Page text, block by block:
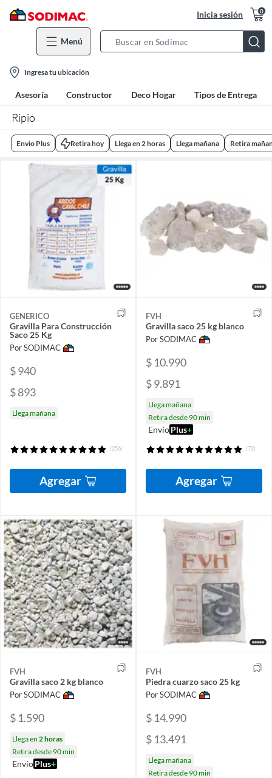
Inicia sesión 0
Menú
Bar
location-
icon
Ingresa tu ubicación
Asesoría Constructor Deco Hogar Tipos de Entrega
Ripio
Envio Plus Retira hoy Llega en 2 horas Llega mañana Retira
GENERICO
Gravilla Para Construcción
Saco 25 Kg
Por SODIMAC
$ 940
$ 893
Llega mañana
(256)
Agregar
FVH
Gravilla saco 25 kg blanco
Por SODIMAC
$ 10.990
$ 9.891
Llega mañana
Retira desde 90 min
EnvíoPlus+
(72)
Agregar
FVH
Gravilla saco 2 kg blanco
Por SODIMAC
$ 1.590
Llega en 2 horas
Retira desde 90 min
EnvíoPlus+
FVH
Piedra cuarzo saco 25 kg
Por SODIMAC
$ 14.990
$ 13.491
Llega mañana
Retira desde 90 min